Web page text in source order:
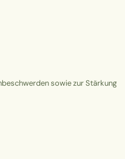
sowie zur Stärkung